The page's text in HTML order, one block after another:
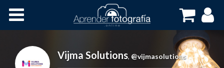
Cursos OnLine
Vijma Solutions, @vijmasolutions